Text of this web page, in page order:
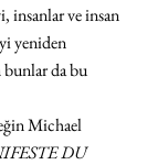
insanlar ve insan
yeniden
da bu
Michael
DU